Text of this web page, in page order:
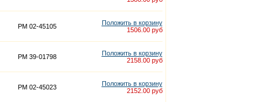
PM 02-45105
Положить в корзину
1506.00 руб
PM 39-01798
Положить в корзину
2158.00 руб
PM 02-45023
Положить в корзину
2152.00 руб